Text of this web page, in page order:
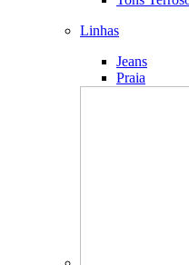
Linhas
Jeans
Praia